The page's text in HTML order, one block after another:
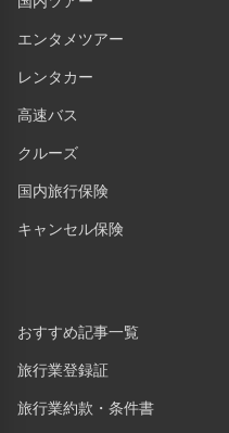
エンタメツアー
レンタカー
高速バス
クルーズ
国内旅行保険
キャンセル保険
おすすめ記事一覧
旅行業登録証
旅行業約款・条件書